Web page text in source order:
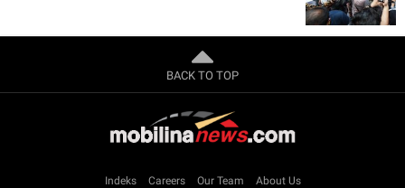
BACK TO TOP
Indeks Careers Our Team About Us